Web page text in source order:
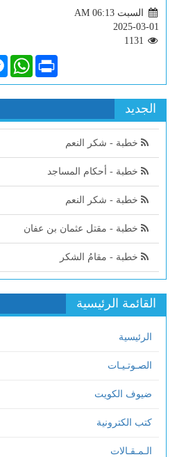
السبت AM 06:13
2025-03-01
Print
الجديد
خطبة - شكر النعم
خطبة - أحكام المساجد
خطبة - شكر النعم
خطبة - مقتل عثمان بن عفان
خطبة - مقامُ الشكر
القائمة الرئيسية
الرئيسية
الصـوتـيـات
ضيوف الكويت
كتب الكترونية
الـمـقـالات